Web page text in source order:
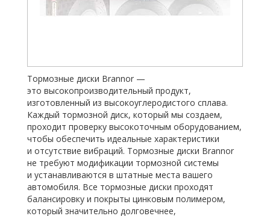
Тормозные диски Brannor —
это высокопроизводительный продукт,
изготовленный из высокоуглеродистого сплава.
Каждый тормозной диск, который мы создаем,
проходит проверку высокоточным оборудованием,
чтобы обеспечить идеальные характеристики
и отсутствие вибраций. Тормозные диски Brannor
не требуют модификации тормозной системы
и устанавливаются в штатные места вашего
автомобиля. Все тормозные диски проходят
балансировку и покрыты цинковым полимером,
который значительно долговечнее,